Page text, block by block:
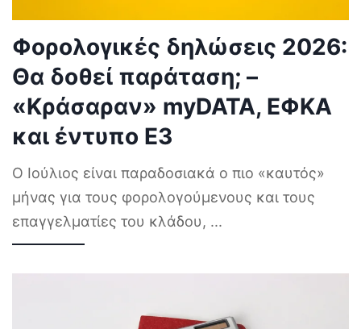
Φορολογικές δηλώσεις 2026:
Θα δοθεί παράταση; –
«Κράσαραν» myDATA, ΕΦΚΑ
και έντυπο Ε3
Ο Ιούλιος είναι παραδοσιακά ο πιο «καυτός»
μήνας για τους φορολογούμενους και τους
επαγγελματίες του κλάδου, ...